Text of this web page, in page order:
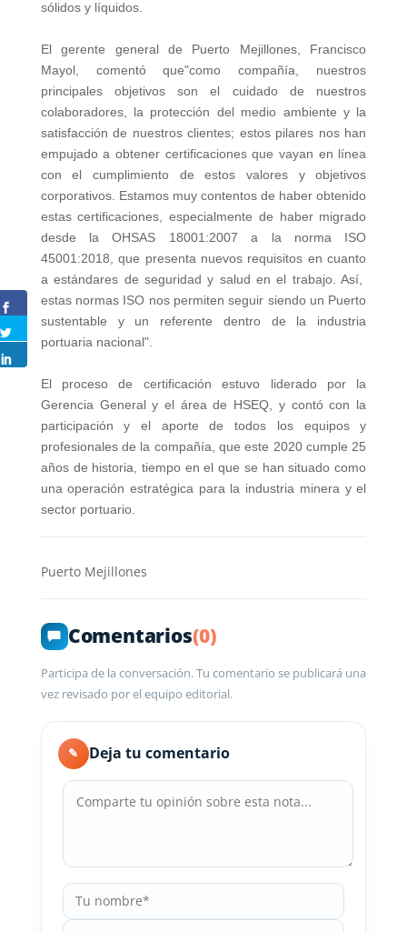
sólidos y líquidos.
El gerente general de Puerto Mejillones, Francisco
Mayol, comentó que"como compañía, nuestros
principales objetivos son el cuidado de nuestros
colaboradores, la protección del medio ambiente y la
satisfacción de nuestros clientes; estos pilares nos han
empujado a obtener certificaciones que vayan en línea
con el cumplimiento de estos valores y objetivos
corporativos. Estamos muy contentos de haber obtenido
estas certificaciones, especialmente de haber migrado
desde la OHSAS 18001:2007 a la norma ISO
45001:2018, que presenta nuevos requisitos en cuanto
a estándares de seguridad y salud en el trabajo. Así,
estas normas ISO nos permiten seguir siendo un Puerto
sustentable y un referente dentro de la industria
portuaria nacional".
El proceso de certificación estuvo liderado por la
Gerencia General y el área de HSEQ, y contó con la
participación y el aporte de todos los equipos y
profesionales de la compañía, que este 2020 cumple 25
años de historia, tiempo en el que se han situado como
una operación estratégica para la industria minera y el
sector portuario.
Puerto Mejillones
Comentarios(0)
Participa de la conversación. Tu comentario se publicará una
vez revisado por el equipo editorial.
✎ Deja tu comentario